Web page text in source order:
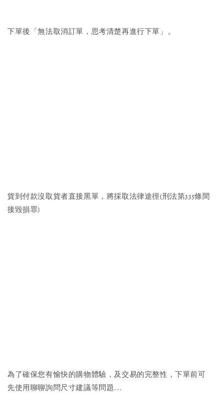
下單後「無法取消訂單，思考清楚再進行下單」。
貨到付款沒取貨者直接黑單，將採取法律途徑(刑法第335條間
接毀損罪)
為了確保您有愉快的購物體驗，及交易的完整性，下單前可
先使用聊聊詢問尺寸建議等問題...